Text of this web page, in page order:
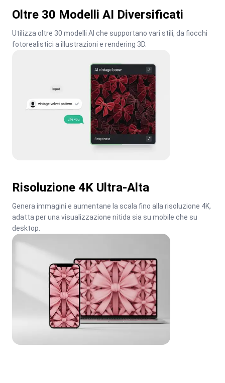
Oltre 30 Modelli AI Diversificati
Utilizza oltre 30 modelli AI che supportano vari stili, da fiocchi
fotorealistici a illustrazioni e rendering 3D.
Risoluzione 4K Ultra-Alta
Genera immagini e aumentane la scala fino alla risoluzione 4K,
adatta per una visualizzazione nitida sia su mobile che su
desktop.